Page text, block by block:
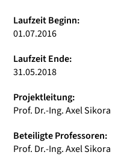
Laufzeit Beginn:
01.07.2016
Laufzeit Ende:
31.05.2018
Projektleitung:
Prof. Dr.-Ing. Axel Sikora
Beteiligte Professoren:
Prof. Dr.-Ing. Axel Sikora